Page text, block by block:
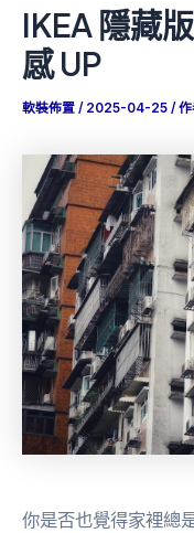
IKEA 隱藏
感 UP
軟裝佈置 / 2025-04-25 / 作
你是否也覺得家裡總